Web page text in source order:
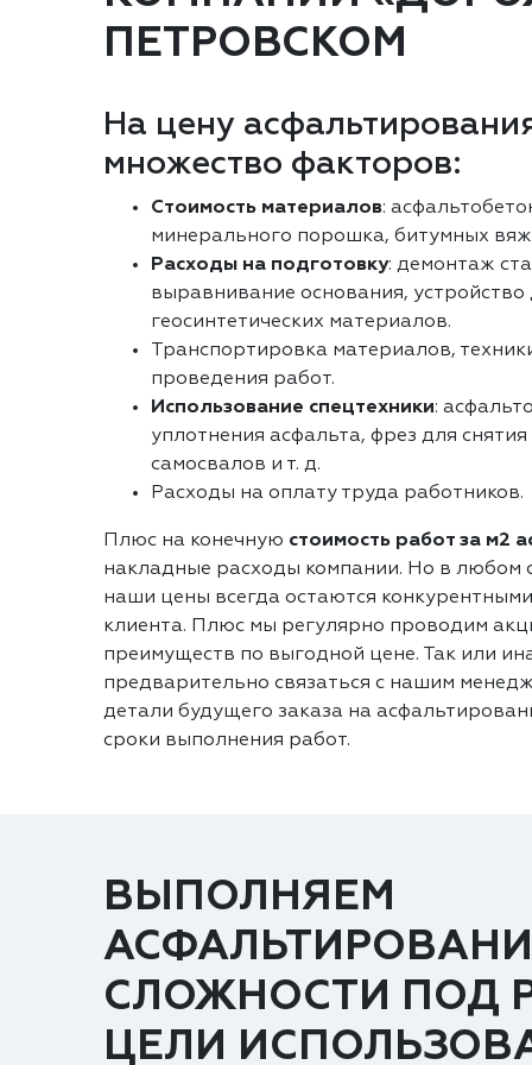
ПЕТРОВСКОМ
На цену
множество факторов:
Стоимость материалов:
минерального порошка, битумных
Расходы на подготовку: демонтаж
выравнивание основания,
геосинтетических материалов.
Транспортировка материалов,
проведения работ.
Использование спецтехники:
уплотнения асфальта, фрез для
самосвалов и т. д.
Расходы на оплату труда работников.
Плюс на конечную стоимость работ за м2
накладные расходы компании. Но в любом
наши цены всегда остаются
клиента. Плюс мы регулярно проводим
преимуществ по выгодной цене. Так или
предварительно связаться с нашим
детали будущего заказа на
сроки выполнения работ.
ВЫПОЛНЯЕМ
СЛОЖНОСТИ ПОД
ЦЕЛИ